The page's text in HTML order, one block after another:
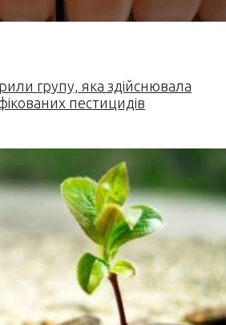
групу, яка здійснювала
пестицидів